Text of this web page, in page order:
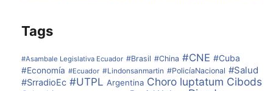
Pichincha (precio del remate de la franja publicado en
la prensa), posterior a ello se me argumenta que el
precio del terreno es de 24.728,20, asevera.
Bolívar Loján Fierro sostiene que había pagado mucho
más del costo inicial, para lo cual tuvieron que devolve
Tags
#Asambale Legislativa Ecuador #Brasil #China #CNE #Cuba
#Economía #Ecuador #Lindonsanmartin #PolicíaNacional #Salud
#SrradioEc #UTPL Argentina Choro luptatum Cibods